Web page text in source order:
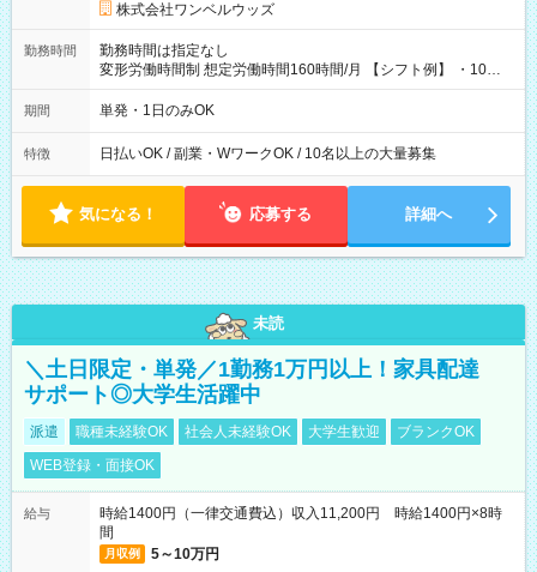
株式会社ワンベルウッズ
勤務時間
勤務時間は指定なし
変形労働時間制 想定労働時間160時間/月 【シフト例】 ・10：
00～20：00
期間 単発・1日のみOK
特徴 日払いOK / 副業・WワークOK / 10名以上の大量募集
気になる！ 応募する 詳細へ
未読
＼土日限定・単発／1勤務1万円以上！家具配達
サポート◎大学生活躍中
派遣 職種未経験OK 社会人未経験OK 大学生歓迎
ブランクOK
WEB登録・面接OK
給与
時給1400円（一律交通費込）収入11,200円 時給1400円×8時
間
月収例 5～10万円